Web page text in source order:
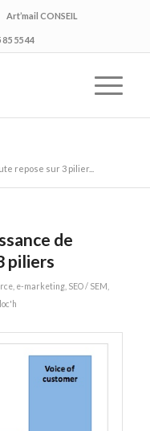
Art’mail CONSEIL
55 44
repose sur 3 pilier...
de
piliers
, e-marketing, SEO / SEM